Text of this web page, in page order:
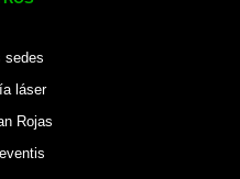
sedes
láser
Rojas